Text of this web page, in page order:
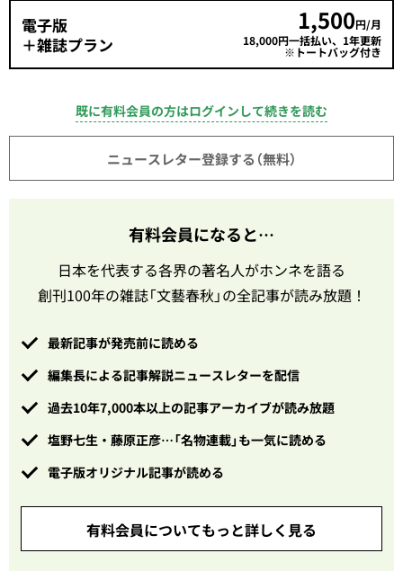
電子版
＋雑誌プラン
1,500円/月
18,000円一括払い、1年更新
※トートバッグ付き
既に有料会員の方はログインして続きを読む
ニュースレター登録する（無料）
有料会員になると…
日本を代表する各界の著名人がホンネを語る
創刊100年の雑誌「文藝春秋」の全記事が読み放題！
最新記事が発売前に読める
編集長による記事解説ニュースレターを配信
過去10年7,000本以上の記事アーカイブが読み放題
塩野七生・藤原正彦…「名物連載」も一気に読める
電子版オリジナル記事が読める
有料会員についてもっと詳しく見る